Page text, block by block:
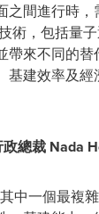
之間進行時
術，包括量
帶來不同的
基建效率及
總裁 Nada
其中一個最複